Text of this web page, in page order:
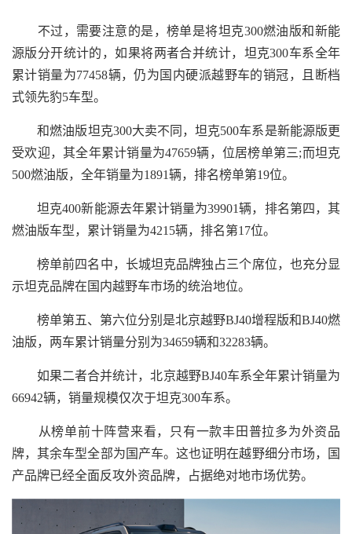
不过，需要注意的是，榜单是将坦克300燃油版和新能
源版分开统计的，如果将两者合并统计，坦克300车系全年
累计销量为77458辆，仍为国内硬派越野车的销冠，且断档
式领先豹5车型。
和燃油版坦克300大卖不同，坦克500车系是新能源版更
受欢迎，其全年累计销量为47659辆，位居榜单第三;而坦克
500燃油版，全年销量为1891辆，排名榜单第19位。
坦克400新能源去年累计销量为39901辆，排名第四，其
燃油版车型，累计销量为4215辆，排名第17位。
榜单前四名中，长城坦克品牌独占三个席位，也充分显
示坦克品牌在国内越野车市场的统治地位。
榜单第五、第六位分别是北京越野BJ40增程版和BJ40燃
油版，两车累计销量分别为34659辆和32283辆。
如果二者合并统计，北京越野BJ40车系全年累计销量为
66942辆，销量规模仅次于坦克300车系。
从榜单前十阵营来看，只有一款丰田普拉多为外资品
牌，其余车型全部为国产车。这也证明在越野细分市场，国
产品牌已经全面反攻外资品牌，占据绝对地市场优势。